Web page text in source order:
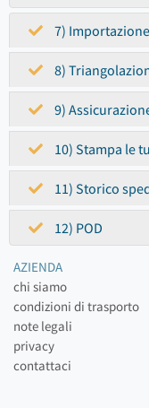
7)
8)
9)
10) Stampa le
11) Storico
12) POD
AZIENDA
chi siamo
condizioni di trasporto
note legali
privacy
contattaci